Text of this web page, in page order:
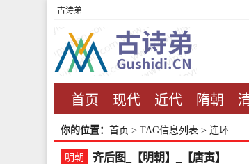
古诗弟
首页 现代 近代 隋朝
你的位置： 首页 > TAG信息列表 > 连环
明朝 齐后图_【明朝】_【唐寅】